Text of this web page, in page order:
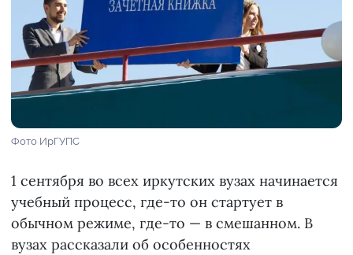
Фото ИрГУПС
1 сентября во всех иркутских вузах начинается
учебный процесс, где-то он стартует в
обычном режиме, где-то — в смешанном. В
вузах рассказали об особенностях